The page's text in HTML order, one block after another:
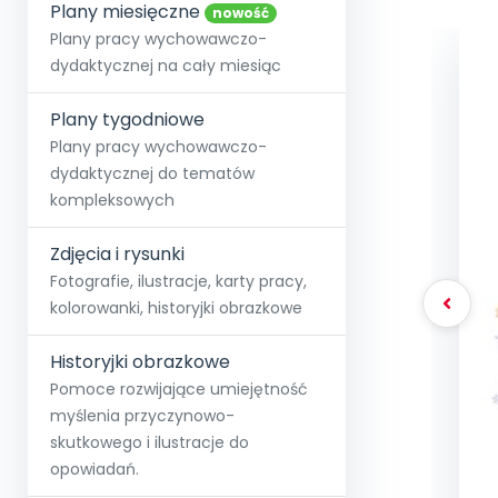
Społeczność
+48 12 631 04 10
kontakt@blizejprzedszkola.pl
O miesięczniku
Strona główna
Strefy,
O Akademii
Akademia
Poznaj pakiet MAX
Testuj przez 7 dni Pełen
Wszystkie projekty
Skontaktuj się
Dodaj wpis
Plany miesięczne nowość
Plany pracy wychowawczo-
dydaktycznej na cały miesiąc
Plany tygodniowe
Plany pracy wychowawczo-
dydaktycznej do tematów
kompleksowych
Zdjęcia i rysunki
Fotografie, ilustracje, karty pracy,
kolorowanki, historyjki obrazkowe
Historyjki obrazkowe
Pomoce rozwijające umiejętność
myślenia przyczynowo-
skutkowego i ilustracje do
opowiadań.